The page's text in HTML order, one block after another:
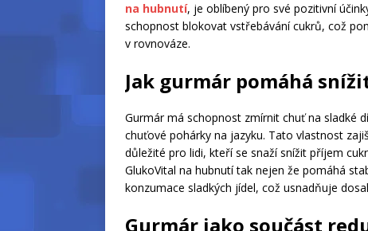
na hubnutí, je oblíbený pro své pozitivní
schopnost blokovat vstřebávání cukrů, což
v rovnováze.
Jak gurmár pomáhá
Gurmár má schopnost zmírnit chuť na sladké
chuťové pohárky na jazyku. Tato vlastnost
důležité pro lidi, kteří se snaží snížit příjem
GlukoVital na hubnutí tak nejen že pomáhá
konzumace sladkých jídel, což usnadňuje
Gurmár jako součást